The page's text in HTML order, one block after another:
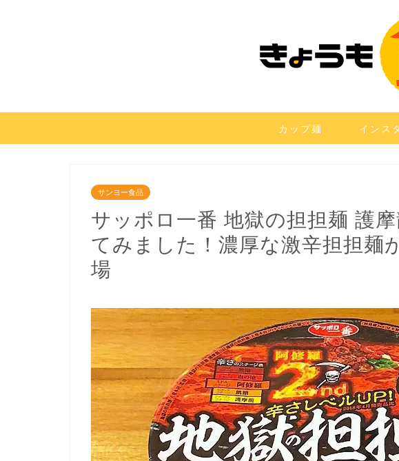
カップ麺 インス
サンヨー食品
サッポロ一番 地獄の担担麺 護
てみました！濃厚な激辛担担麺
場